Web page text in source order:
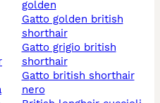
golden
gatto golden british
shorthair
gatto grigio british
shorthair
gatto british shorthair
nero